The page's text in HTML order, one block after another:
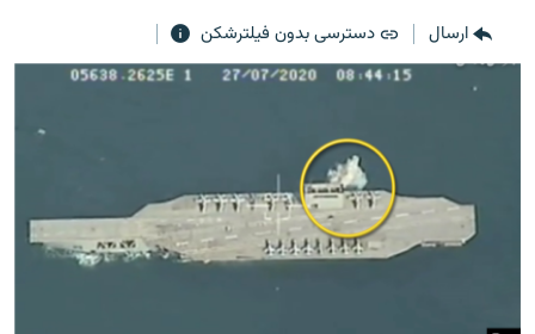
گزارش‌های ویدئویی
English
ارسال
دسترسی بدون فیلترشکن